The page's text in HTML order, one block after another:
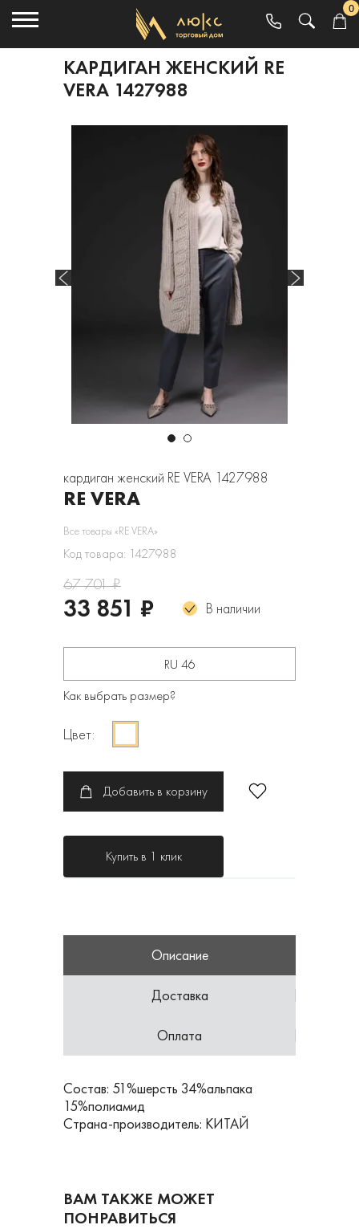
0
КАРДИГАН ЖЕНСКИЙ RE
VERA 1427988
кардиган женский RE VERA 1427988
RE VERA
Все товары «RE VERA»
Код товара: 1427988
67 701 ₽
33 851 ₽ В наличии
RU 46
Как выбрать размер?
Цвет:
Добавить в корзину
Купить в 1 клик
Описание
Доставка
Оплата
Состав: 51%шерсть 34%альпака
15%полиамид
Страна-производитель: КИТАЙ
ВАМ ТАКЖЕ МОЖЕТ
ПОНРАВИТЬСЯ